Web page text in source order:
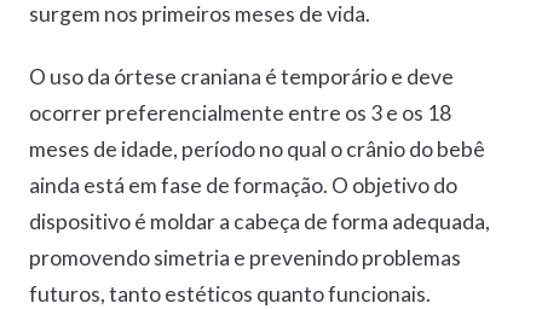
surgem nos primeiros meses de vida.
O uso da órtese craniana é temporário e deve
ocorrer preferencialmente entre os 3 e os 18
meses de idade, período no qual o crânio do bebê
ainda está em fase de formação. O objetivo do
dispositivo é moldar a cabeça de forma adequada,
promovendo simetria e prevenindo problemas
futuros, tanto estéticos quanto funcionais.